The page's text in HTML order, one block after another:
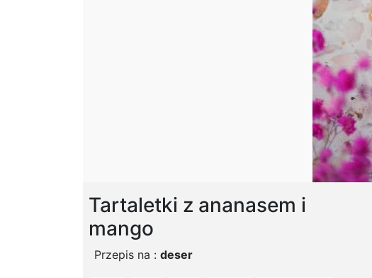
Tartaletki z ananasem i
mango
Przepis na : deser